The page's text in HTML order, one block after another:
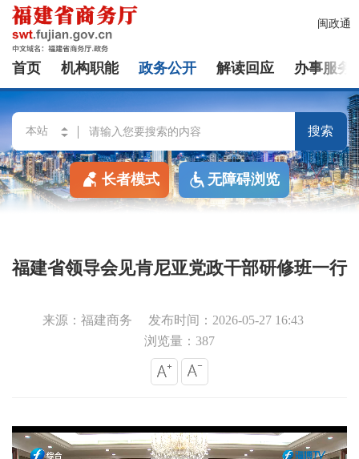
闽政通
首页 机构职能 政务公开 解读回应 办事服务
搜索
长者模式 无障碍浏览
福建省领导会见肯尼亚党政干部研修班一行
来源：福建商务
发布时间：2026-05-27 16:43
浏览量：387